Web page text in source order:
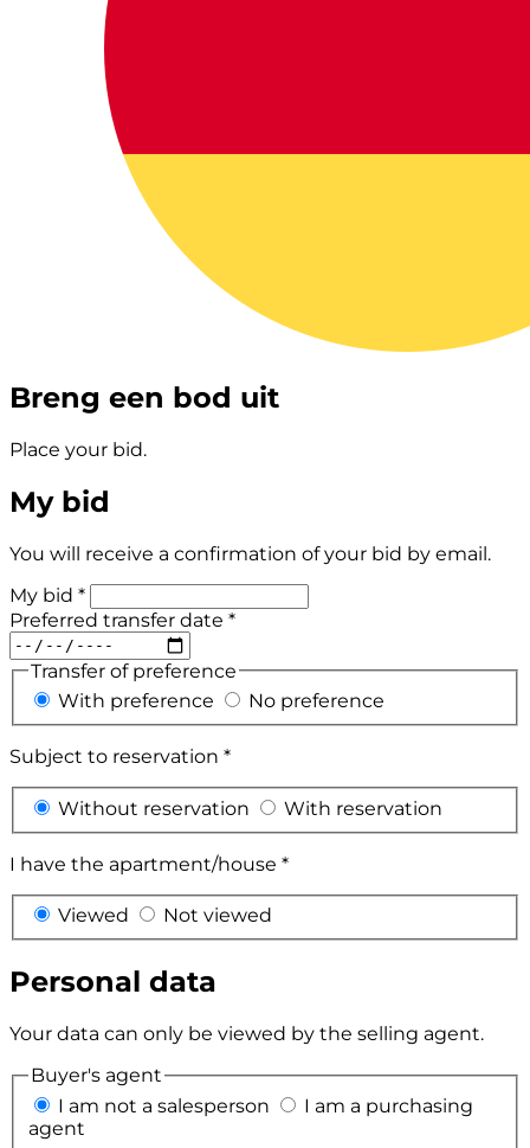
Breng een bod uit
Place your bid.
My bid
You will receive a confirmation of your bid by email.
My bid *
Preferred transfer date *
Transfer of preference
With preference
No preference
Subject to reservation *
Without reservation With reservation
I have the apartment/house *
Viewed Not viewed
Personal data
Your data can only be viewed by the selling agent.
Buyer's agent
I am not a salesperson
I am a purchasing
agent